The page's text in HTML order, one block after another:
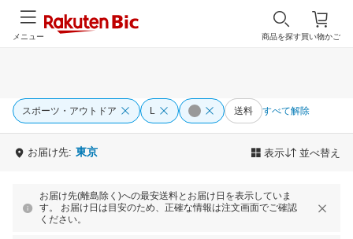
買い物かご
商品を探す
メニュー
スポーツ・アウトドア L 送料 すべて解除
お届け先: 東京 表示 並べ替え
お届け先(離島除く)への最安送料とお届け日を表示していま
す。 お届け日は目安のため、正確な情報は注文画面でご確認
ください。